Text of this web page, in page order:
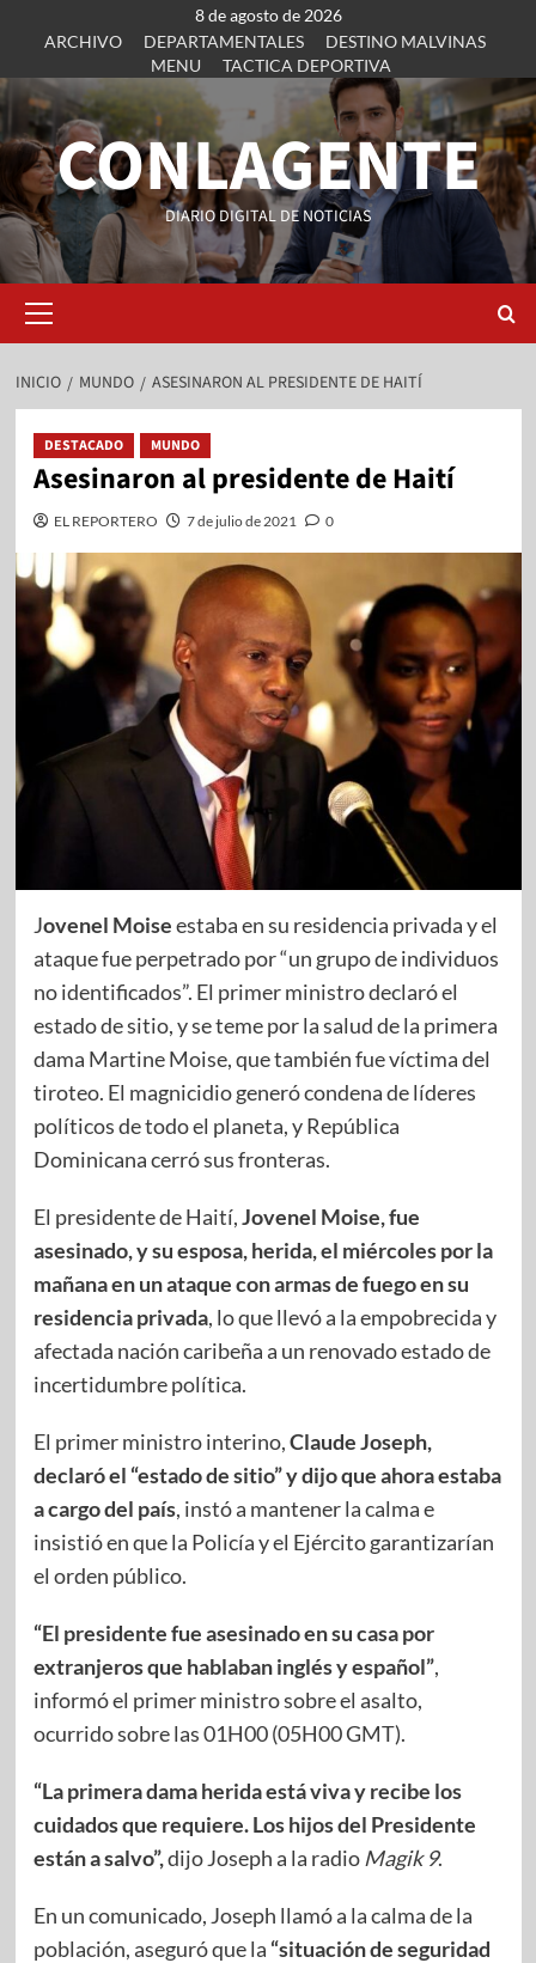
8 de agosto de 2026
ARCHIVO
DEPARTAMENTALES
DESTINO MALVINAS
MENU
TACTICA DEPORTIVA
CONLAGENTE
DIARIO DIGITAL DE NOTICIAS
INICIO MUNDO ASESINARON AL PRESIDENTE DE HAITÍ
DESTACADO MUNDO
Asesinaron al presidente de Haití
EL REPORTERO 7 de julio de 2021 0
Jovenel Moiseestaba en su residencia privada y el
ataque fue perpetrado por “un grupo de individuos
no identificados”. El primer ministro declaró el
estado de sitio, y se teme por la salud de la primera
dama Martine Moise, que también fue víctima del
tiroteo. El magnicidio generó condena de líderes
políticos de todo el planeta, y República
Dominicana cerró sus fronteras.
El presidente de Haití,Jovenel Moise, fue
asesinado, y su esposa, herida, el miércoles por la
mañana en un ataque con armas de fuego en su
residencia privada, lo que llevó a la empobrecida y
afectada nación caribeña a un renovado estado de
incertidumbre política.
El primer ministro interino,Claude Joseph,
declaró el “estado de sitio” y dijo que ahora estaba
a cargo del país, instó a mantener la calma e
insistió en que la Policía y el Ejército garantizarían
el orden público.
“El presidente fue asesinado en su casa por
extranjeros que hablaban inglés y español”,
informó el primer ministro sobre el asalto,
ocurrido sobre las 01H00 (05H00 GMT).
“La primera dama herida está viva y recibe los
cuidados que requiere. Los hijos del Presidente
están a salvo”,dijo Joseph a la radio Magik 9.
En un comunicado, Joseph llamó a la calma de la
población, aseguró que la “situación de seguridad